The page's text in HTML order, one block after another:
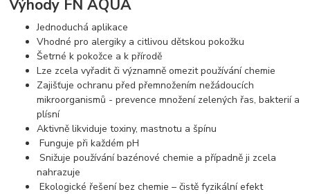
Výhody FN AQUA
Jednoduchá aplikace
Vhodné pro alergiky a citlivou dětskou pokožku
Šetrné k pokožce a k přírodě
Lze zcela vyřadit či významně omezit používání chemie
Zajišťuje ochranu před přemnožením nežádoucích
mikroorganismů - prevence množení zelených řas, bakterií a
plísní
Aktivně likviduje toxiny, mastnotu a špínu
Funguje při každém pH
Snižuje používání bazénové chemie a případně ji zcela
nahrazuje
Ekologické řešení bez chemie – čistě fyzikální efekt